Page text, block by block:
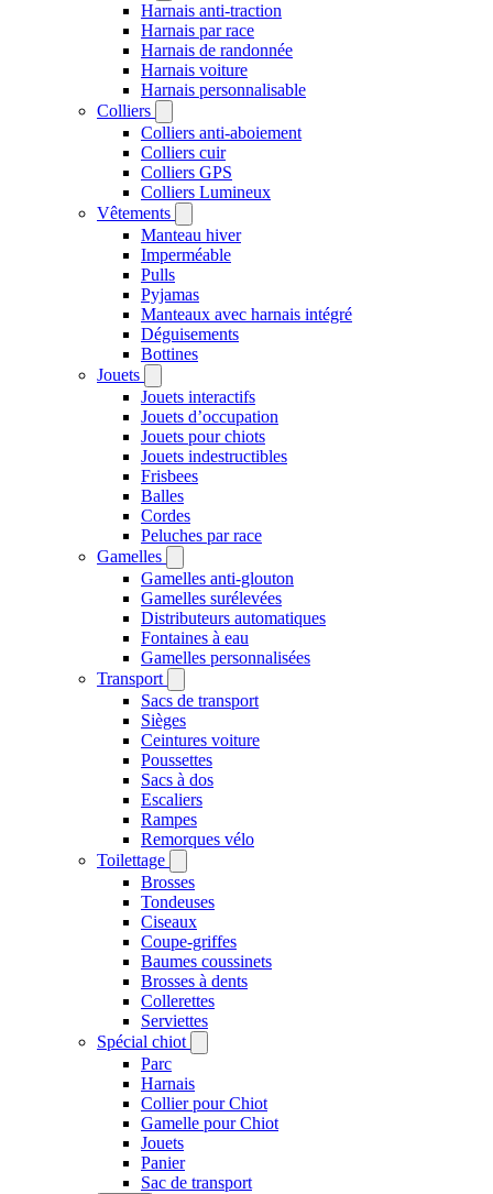
Harnais anti-traction
Harnais par race
Harnais de randonnée
Harnais voiture
Harnais personnalisable
Colliers
Colliers anti-aboiement
Colliers cuir
Colliers GPS
Colliers Lumineux
Vêtements
Manteau hiver
Imperméable
Pulls
Pyjamas
Manteaux avec harnais intégré
Déguisements
Bottines
Jouets
Jouets interactifs
Jouets d’occupation
Jouets pour chiots
Jouets indestructibles
Frisbees
Balles
Cordes
Peluches par race
Gamelles
Gamelles anti-glouton
Gamelles surélevées
Distributeurs automatiques
Fontaines à eau
Gamelles personnalisées
Transport
Sacs de transport
Sièges
Ceintures voiture
Poussettes
Sacs à dos
Escaliers
Rampes
Remorques vélo
Toilettage
Brosses
Tondeuses
Ciseaux
Coupe-griffes
Baumes coussinets
Brosses à dents
Collerettes
Serviettes
Spécial chiot
Parc
Harnais
Collier pour Chiot
Gamelle pour Chiot
Jouets
Panier
Sac de transport